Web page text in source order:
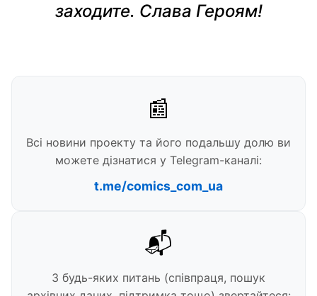
заходите. Слава Героям!
📰
Всі новини проекту та його подальшу долю ви
можете дізнатися у Telegram-каналі:
t.me/comics_com_ua
📬
З будь-яких питань (співпраця, пошук